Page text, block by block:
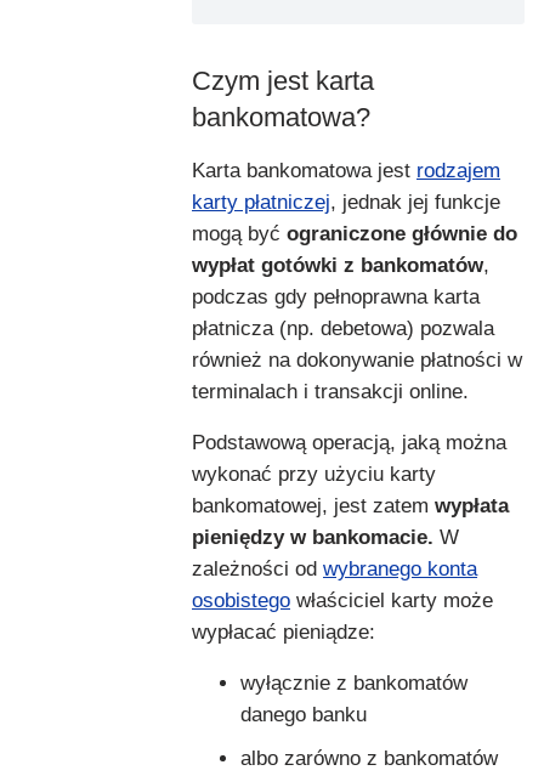
Czym jest karta
bankomatowa?
Karta bankomatowa jest rodzajem
karty płatniczej, jednak jej funkcje
mogą być ograniczone głównie do
wypłat gotówki z bankomatów,
podczas gdy pełnoprawna karta
płatnicza (np. debetowa) pozwala
również na dokonywanie płatności w
terminalach i transakcji online.
Podstawową operacją, jaką można
wykonać przy użyciu karty
bankomatowej, jest zatem wypłata
pieniędzy w bankomacie. W
zależności od wybranego konta
osobistego właściciel karty może
wypłacać pieniądze:
wyłącznie z bankomatów
danego banku
albo zarówno z bankomatów